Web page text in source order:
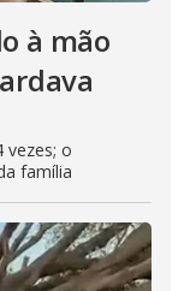
à mão
vezes; o
família